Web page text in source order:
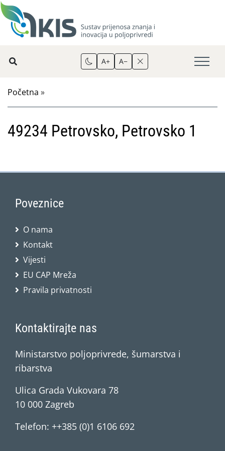
A+ A−
Početna »
49234 Petrovsko, Petrovsko 1
Poveznice
O nama
Kontakt
Vijesti
EU CAP Mreža
Pravila privatnosti
Kontaktirajte nas
Ministarstvo poljoprivrede, šumarstva i
ribarstva
Ulica Grada Vukovara 78
10 000 Zagreb
Telefon: ++385 (0)1 6106 692